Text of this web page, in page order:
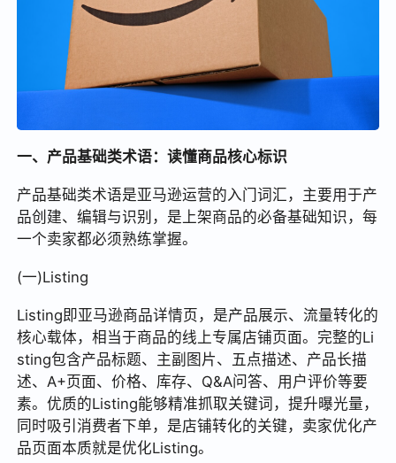
一、产品基础类术语：读懂商品核心标识
产品基础类术语是亚马逊运营的入门词汇，主要用于产
品创建、编辑与识别，是上架商品的必备基础知识，每
一个卖家都必须熟练掌握。
(一)Listing
Listing即亚马逊商品详情页，是产品展示、流量转化的
核心载体，相当于商品的线上专属店铺页面。完整的Li
sting包含产品标题、主副图片、五点描述、产品长描
述、A+页面、价格、库存、Q&A问答、用户评价等要
素。优质的Listing能够精准抓取关键词，提升曝光量，
同时吸引消费者下单，是店铺转化的关键，卖家优化产
品页面本质就是优化Listing。